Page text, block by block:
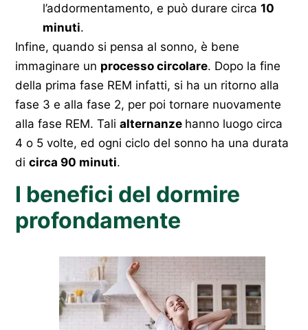
l’addormentamento, e può durare circa 10
minuti.
Infine, quando si pensa al sonno, è bene
immaginare un processo circolare. Dopo la fine
della prima fase REM infatti, si ha un ritorno alla
fase 3 e alla fase 2, per poi tornare nuovamente
alla fase REM. Tali alternanze hanno luogo circa
4 o 5 volte, ed ogni ciclo del sonno ha una durata
di circa 90 minuti.
I benefici del dormire
profondamente